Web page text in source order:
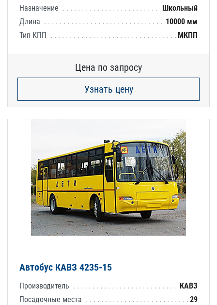
Назначение
Школьный
Длина
10000 мм
Тип КПП
МКПП
Цена по запросу
Узнать цену
Автобус КАВЗ 4235-15
Производитель
КАВЗ
Посадочные места
29